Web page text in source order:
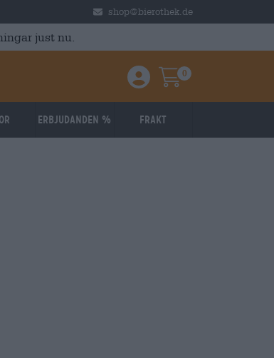
shop@bierothek.de
just nu.
Einloggen / Anmelden
Warenkorb
0
Erbjudanden % Frakt